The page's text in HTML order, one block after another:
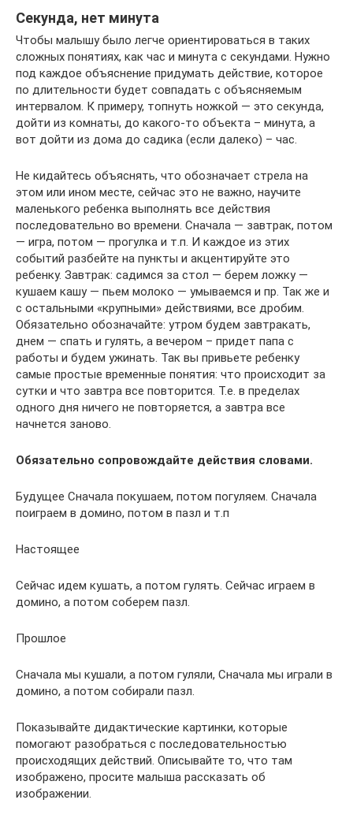
Секунда, нет минута
Чтобы малышу было легче ориентироваться в таких
сложных понятиях, как час и минута с секундами. Нужно
под каждое объяснение придумать действие, которое
по длительности будет совпадать с объясняемым
интервалом. К примеру, топнуть ножкой — это секунда,
дойти из комнаты, до какого-то объекта – минута, а
вот дойти из дома до садика (если далеко) – час.
Не кидайтесь объяснять, что обозначает стрела на
этом или ином месте, сейчас это не важно, научите
маленького ребенка выполнять все действия
последовательно во времени. Сначала — завтрак, потом
— игра, потом — прогулка и т.п. И каждое из этих
событий разбейте на пункты и акцентируйте это
ребенку. Завтрак: садимся за стол — берем ложку —
кушаем кашу — пьем молоко — умываемся и пр. Так же и
с остальными «крупными» действиями, все дробим.
Обязательно обозначайте: утром будем завтракать,
днем — спать и гулять, а вечером – придет папа с
работы и будем ужинать. Так вы привьете ребенку
самые простые временные понятия: что происходит за
сутки и что завтра все повторится. Т.е. в пределах
одного дня ничего не повторяется, а завтра все
начнется заново.
Обязательно сопровождайте действия словами.
Будущее Сначала покушаем, потом погуляем. Сначала
поиграем в домино, потом в пазл и т.п
Настоящее
Сейчас идем кушать, а потом гулять. Сейчас играем в
домино, а потом соберем пазл.
Прошлое
Сначала мы кушали, а потом гуляли, Сначала мы играли в
домино, а потом собирали пазл.
Показывайте дидактические картинки, которые
помогают разобраться с последовательностью
происходящих действий. Описывайте то, что там
изображено, просите малыша рассказать об
изображении.